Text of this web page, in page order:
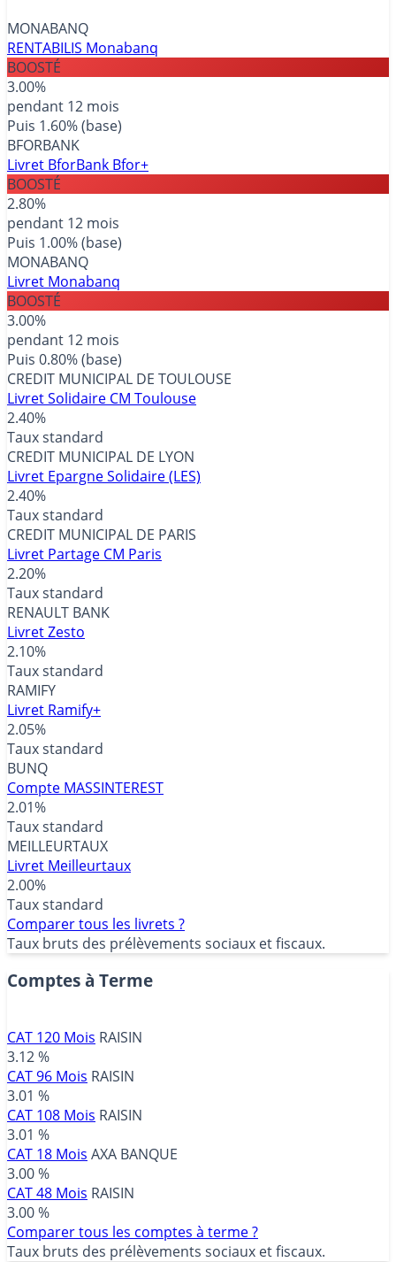
MONABANQ
RENTABILIS Monabanq
BOOSTÉ
3.00%
pendant 12 mois
Puis 1.60% (base)
BFORBANK
Livret BforBank Bfor+
BOOSTÉ
2.80%
pendant 12 mois
Puis 1.00% (base)
MONABANQ
Livret Monabanq
BOOSTÉ
3.00%
pendant 12 mois
Puis 0.80% (base)
CREDIT MUNICIPAL DE TOULOUSE
Livret Solidaire CM Toulouse
2.40%
Taux standard
CREDIT MUNICIPAL DE LYON
Livret Epargne Solidaire (LES)
2.40%
Taux standard
CREDIT MUNICIPAL DE PARIS
Livret Partage CM Paris
2.20%
Taux standard
RENAULT BANK
Livret Zesto
2.10%
Taux standard
RAMIFY
Livret Ramify+
2.05%
Taux standard
BUNQ
Compte MASSINTEREST
2.01%
Taux standard
MEILLEURTAUX
Livret Meilleurtaux
2.00%
Taux standard
Comparer tous les livrets ?
Taux bruts des prélèvements sociaux et fiscaux.
Comptes à Terme
CAT 120 Mois RAISIN
3.12 %
CAT 96 Mois RAISIN
3.01 %
CAT 108 Mois RAISIN
3.01 %
CAT 18 Mois AXA BANQUE
3.00 %
CAT 48 Mois RAISIN
3.00 %
Comparer tous les comptes à terme ?
Taux bruts des prélèvements sociaux et fiscaux.